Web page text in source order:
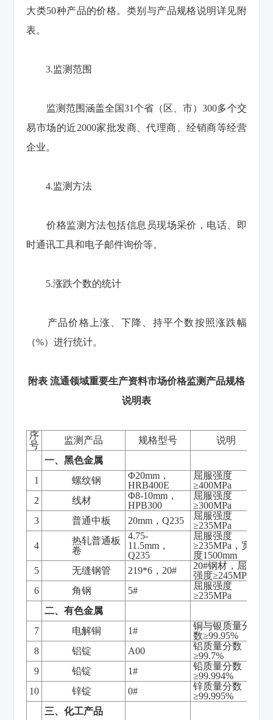
大类50种产品的价格。类别与产品规格说明详见附
表。
3.监测范围
监测范围涵盖全国31个省（区、市）300多个交
易市场的近2000家批发商、代理商、经销商等经营
企业。
4.监测方法
价格监测方法包括信息员现场采价，电话、即
时通讯工具和电子邮件询价等。
5.涨跌个数的统计
产品价格上涨、下降、持平个数按照涨跌幅
（%）进行统计。
附表 流通领域重要生产资料市场价格监测产品规格
说明表
序
号
监测产品 规格型号
说明
一、黑色金属
1
螺纹钢
Φ20mm，
HRB400E
屈服强度
≥400MPa
2
线材
Φ8-10mm，
HPB300
屈服强度
≥300MPa
3
普通中板 20mm，Q235
屈服强度
≥235MPa
4
热轧普通板
卷
4.75-
11.5mm，
Q235
屈服强度
≥235MPa，宽
度1500mm
5
无缝钢管 219*6，20#
20#钢材，屈服
强度≥245MPa
6
角钢 5#
屈服强度
≥235MPa
二、有色金属
7
电解铜 1#
铜与银质量分
数≥99.95%
8
铝锭 A00
铝质量分数
≥99.7%
9
铅锭 1#
铅质量分数
≥99.994%
10
锌锭 0#
锌质量分数
≥99.995%
三、化工产品